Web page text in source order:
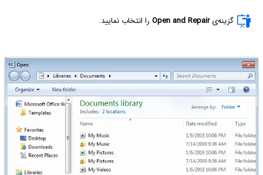
گزینه‌یOpen and Repair را انتخاب نمایید.